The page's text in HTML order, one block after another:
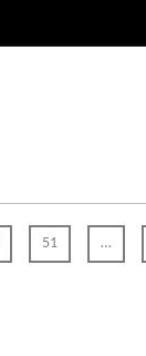
51 …